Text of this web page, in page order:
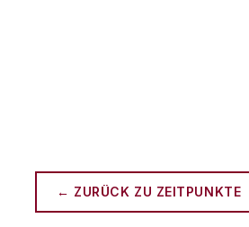
← ZURÜCK ZU ZEITPUNKTE